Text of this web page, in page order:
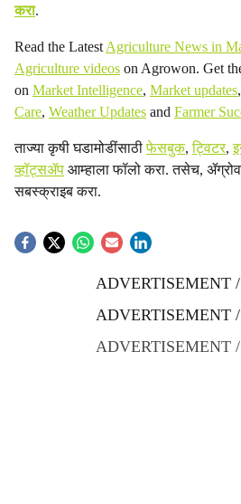
करा.
Read the Latest Agriculture News in
Agriculture videos on Agrowon. Get
on Market Intelligence, Market updates,
Care, Weather Updates and Farmer
ताज्या कृषी घडामोडींसाठीफेसबुक,ट्विटर,
व्हॉट्सॲप आम्हाला फॉलो करा. तसेच,
सबस्क्राइब करा.
ADVERTISEMENT
ADVERTISEMENT
ADVERTISEMENT